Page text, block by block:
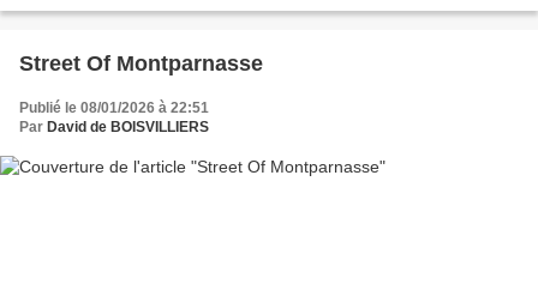
Street Of Montparnasse
Publié le 08/01/2026 à 22:51
Par David de BOISVILLIERS